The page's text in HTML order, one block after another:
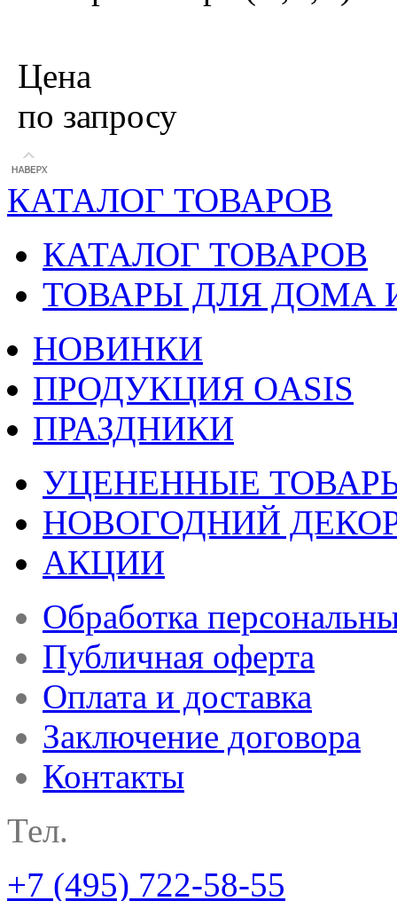
Цена
по запросу
КАТАЛОГ ТОВАРОВ
КАТАЛОГ ТОВАРОВ
ТОВАРЫ ДЛЯ ДОМА
НОВИНКИ
ПРОДУКЦИЯ OASIS
ПРАЗДНИКИ
УЦЕНЕННЫЕ
НОВОГОДНИЙ
АКЦИИ
Обработка
Публичная оферта
Оплата и доставка
Заключение договора
Контакты
Тел.
+7 (495) 722-58-55